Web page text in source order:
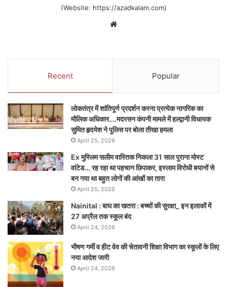
(Website: https://azadkalam.com)
Website
Recent Popular
लोकतंत्र में शांतिपूर्ण प्रदर्शन करना प्रत्येक नागरिक का
मौलिक अधिकार….मदरसन कंपनी मामले में हल्द्वानी विधायक
सुमित हृदयेश ने पुलिस पर बोला तीखा हमला
April 25, 2026
Ex मुस्लिम सलीम वास्तिक निकला 31 साल पुराना मोस्ट
वांटेड… रह रहा था पहचान छिपाकर, इस्लाम विरोधी बयानों से
बन गया था बहुत लोगों की आंखों का तारा
April 25, 2026
Nainital : बाघ का खतरा : बच्चों की सुरक्षा_ इन इलाकों में
27 अप्रैल तक स्कूल बंद
April 24, 2026
भीषण गर्मी व हीट वेव की चेतावनी शिक्षा विभाग का स्कूलों के लिए
नया आदेश जारी
April 24, 2026